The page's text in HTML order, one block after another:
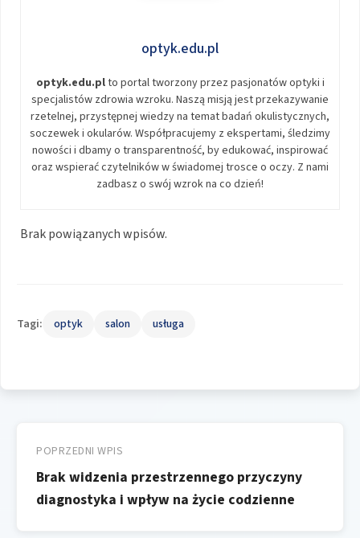
optyk.edu.pl
optyk.edu.plto portal tworzony przez pasjonatów optyki i
specjalistów zdrowia wzroku. Naszą misją jest przekazywanie
rzetelnej, przystępnej wiedzy na temat badań okulistycznych,
soczewek i okularów. Współpracujemy z ekspertami, śledzimy
nowości i dbamy o transparentność, by edukować, inspirować
oraz wspierać czytelników w świadomej trosce o oczy. Z nami
zadbasz o swój wzrok na co dzień!
Brak powiązanych wpisów.
Tagi: optyk salon usługa
wpisu
POPRZEDNI WPIS
Brak widzenia przestrzennego przyczyny
diagnostyka i wpływ na życie codzienne